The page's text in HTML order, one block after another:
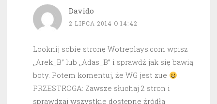
Davido
2 LIPCA 2014 O 14:42
Looknij sobie stronę Wotreplays.com wpisz
,,Arek_B” lub ,,Adas_B” i sprawdź jak się bawią
boty. Potem komentuj, że WG jest zue
.
PRZESTROGA: Zawsze słuchaj 2 stron i
sprawdzaj wszystkie dostępne źródła